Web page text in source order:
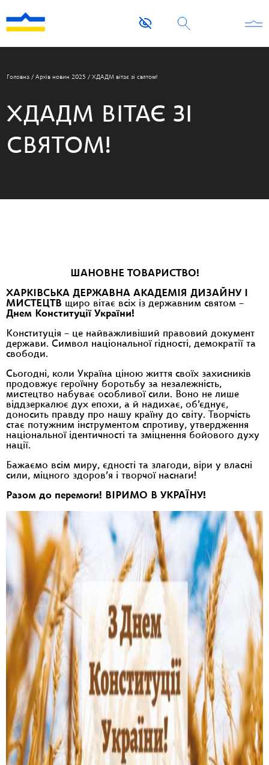
Головна / Архів новин 2025 / ХДАДМ вітає зі святом!
ХДАДМ ВІТАЄ ЗІ
СВЯТОМ!
ШАНОВНЕ ТОВАРИСТВО!
ХАРКІВСЬКА ДЕРЖАВНА АКАДЕМІЯ ДИЗАЙНУ І
МИСТЕЦТВ щиро вітає всіх із державним святом –
Днем Конституції України!
Конституція – це найважливіший правовий документ
держави. Символ національної гідності, демократії та
свободи.
Сьогодні, коли Україна ціною життя своїх захисників
продовжує героїчну боротьбу за незалежність,
мистецтво набуває особливої сили. Воно не лише
віддзеркалює дух епохи, а й надихає, об’єднує,
доносить правду про нашу країну до світу. Творчість
стає потужним інструментом спротиву, утвердження
національної ідентичності та зміцнення бойового духу
нації.
Бажаємо всім миру, єдності та злагоди, віри у власні
сили, міцного здоров’я і творчої наснаги!
Разом до перемоги! ВІРИМО В УКРАЇНУ!